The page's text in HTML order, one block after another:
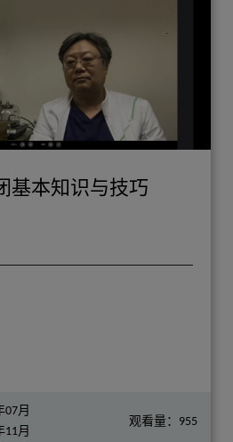
基本知识与技巧
07月
11月
观看量：955